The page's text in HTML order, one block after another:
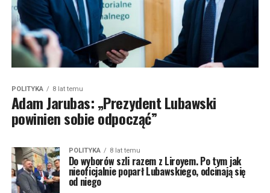
POLITYKA 8 lat temu
Adam Jarubas: „Prezydent Lubawski
powinien sobie odpocząć”
POLITYKA 8 lat temu
Do wyborów szli razem z Liroyem. Po tym jak
nieoficjalnie poparł Lubawskiego, odcinają się
od niego